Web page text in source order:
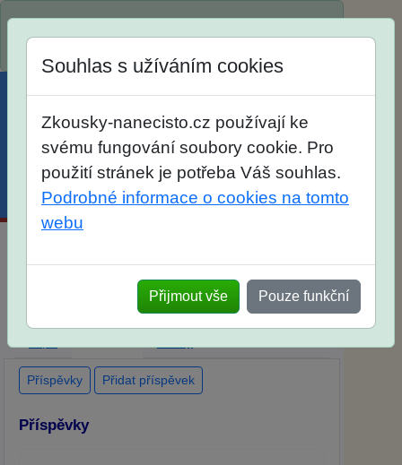
Menu
Maturitní otázky z matematiky
Elektronické materiály
Souhlas s užíváním cookies
Zkousky-nanecisto.cz používají ke
svému fungování soubory cookie. Pro
použití stránek je potřeba Váš souhlas.
Podrobné informace o cookies na tomto
webu
Přijmout vše Pouze funkční
Příspěvky Přidat příspěvek
Příspěvky